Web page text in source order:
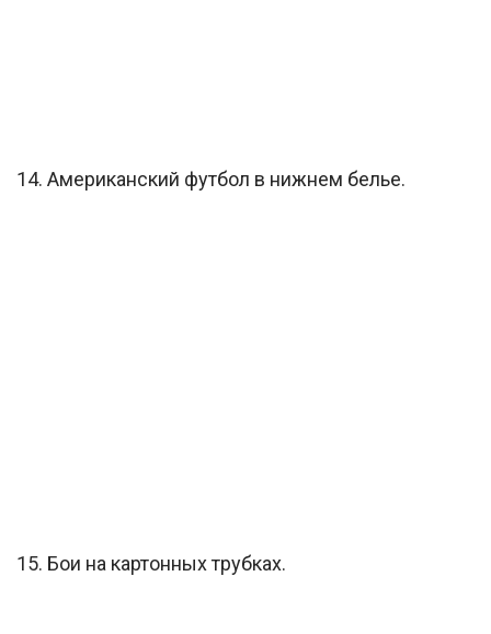
14. Американский футбол в нижнем белье.
15. Бои на картонных трубках.